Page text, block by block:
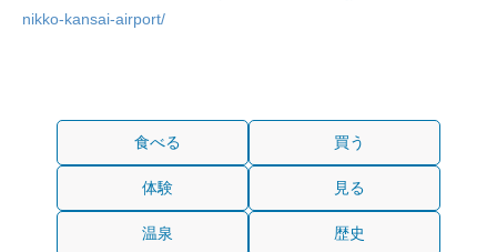
nikko-kansai-airport/
食べる 買う
体験 見る
温泉 歴史